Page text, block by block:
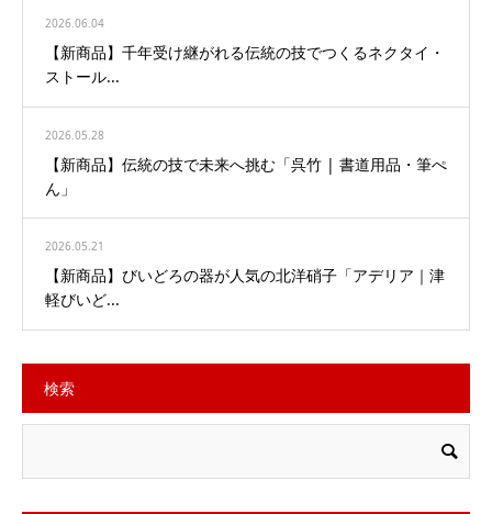
2026.06.04
【新商品】千年受け継がれる伝統の技でつくるネクタイ・
ストール...
2026.05.28
【新商品】伝統の技で未来へ挑む「呉竹 | 書道用品・筆ぺ
ん」
2026.05.21
【新商品】びいどろの器が人気の北洋硝子「アデリア｜津
軽びいど...
検索